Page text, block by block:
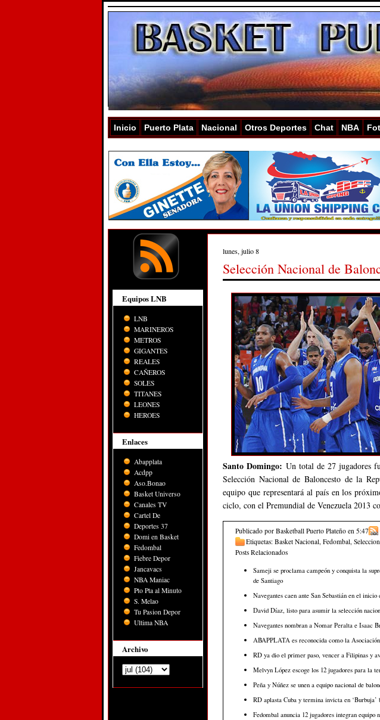
Inicio Puerto Plata Nacional Otros Deportes Chat NBA
Equipos LNB
LNB
MARINEROS
METROS
GIGANTES
REALES
CAÑEROS
SOLES
TITANES
LEONES
HEROES
Enlaces
Abapplata
Acdpp
Aso.Bonao
Basket Universo
Canales TV
Cartel De
Deportes 37
Domi en Basket
Fedombal
Fiebre Depor
Jancavacs
NBA Maniac
Pto Pta al Minuto
S. Melao
Tu Pasion Depor
Ultima NBA
Archivo
lunes, julio 8
Selección Nacional de
Santo Domingo: Un total de 27 jugadores
Selección Nacional de Baloncesto de la
equipo que representará al país en los
ciclo, con el Premundial de Venezuela 2013
Publicado por Basketball Puerto Plateño en 5:47
Etiquetas: Basket Nacional, Fedombal,
Posts Relacionados
Sameji se proclama campeón y conquista la
de Santiago
Navegantes caen ante San Sebastián en el
David Díaz, listo para asumir la selección
Navegantes nombran a Nomar Peralta e Isaac
ABAPPLATA es reconocida como la
RD ya dio el primer paso, vencer a Filipinas y
Melvyn López escoge los 12 jugadores para la
Peña y Núñez se unen a equipo nacional de
RD aplasta Cuba y termina invicta en ‘Burbuja’
Fedombal anuncia 12 jugadores integran